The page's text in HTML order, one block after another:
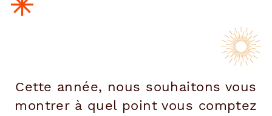
Cette année, nous souhaitons vous
montrer à quel point vous comptez